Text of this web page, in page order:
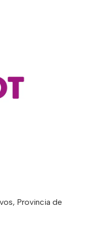
Provincia de